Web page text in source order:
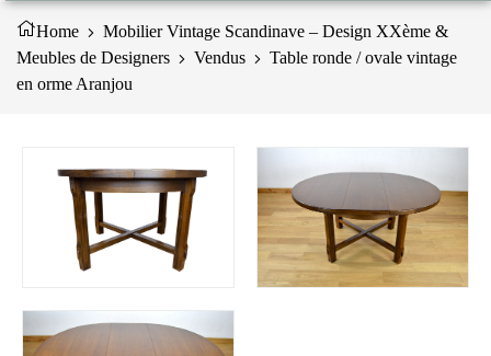
Home
Mobilier Vintage Scandinave – Design XXème &
Meubles de Designers
Vendus
Table ronde / ovale vintage
en orme Aranjou